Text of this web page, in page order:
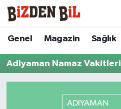
Genel Magazin Sağlık
Adiyaman Namaz Vakitleri
ADIYAMAN
Hava Durumu
Trafik Durumu